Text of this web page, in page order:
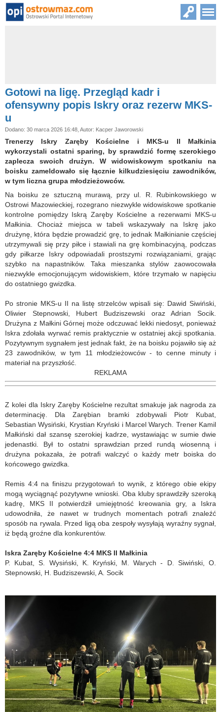
Gotowi na ligę. Przegląd kadr i
ofensywny popis Iskry oraz rezerw MKS-
u
Dodano: 30 marca 2026 16:48, Autor: Kacper Jaworowski
Trenerzy Iskry Zaręby Kościelne i MKS-u II Małkinia
wykorzystali ostatni sparing, by sprawdzić formę szerokiego
zaplecza swoich drużyn. W widowiskowym spotkaniu na
boisku zameldowało się łącznie kilkudziesięciu zawodników,
w tym liczna grupa młodzieżowców.
Na boisku ze sztuczną murawą, przy ul. R. Rubinkowskiego w
Ostrowi Mazowieckiej, rozegrano niezwykle widowiskowe spotkanie
kontrolne pomiędzy Iskrą Zaręby Kościelne a rezerwami MKS-u
Małkinia. Chociaż miejsca w tabeli wskazywały na Iskrę jako
drużynę, która będzie prowadzić grę, to jednak Małkinianie częściej
utrzymywali się przy piłce i stawiali na grę kombinacyjną, podczas
gdy piłkarze Iskry odpowiadali prostszymi rozwiązaniami, grając
szybko na napastników. Taka mieszanka stylów zaowocowała
niezwykle emocjonującym widowiskiem, które trzymało w napięciu
do ostatniego gwizdka.
Po stronie MKS-u II na listę strzelców wpisali się: Dawid Siwiński,
Oliwier Stepnowski, Hubert Budziszewski oraz Adrian Socik.
Drużyna z Małkini Górnej może odczuwać lekki niedosyt, ponieważ
Iskra zdołała wyrwać remis praktycznie w ostatniej akcji spotkania.
Pozytywnym sygnałem jest jednak fakt, że na boisku pojawiło się aż
23 zawodników, w tym 11 młodzieżowców - to cenne minuty i
materiał na przyszłość.
REKLAMA
Z kolei dla Iskry Zaręby Kościelne rezultat smakuje jak nagroda za
determinację. Dla Zarębian bramki zdobywali Piotr Kubat,
Sebastian Wysiński, Krystian Kryński i Marcel Warych. Trener Kamil
Małkiński dał szansę szerokiej kadrze, wystawiając w sumie dwie
jedenastki. Był to ostatni sprawdzian przed rundą wiosenną i
drużyna pokazała, że potrafi walczyć o każdy metr boiska do
końcowego gwizdka.
Remis 4:4 na finiszu przygotowań to wynik, z którego obie ekipy
mogą wyciągnąć pozytywne wnioski. Oba kluby sprawdziły szeroką
kadrę, MKS II potwierdził umiejętność kreowania gry, a Iskra
udowodniła, że nawet w trudnych momentach potrafi znaleźć
sposób na rywala. Przed ligą oba zespoły wysyłają wyraźny sygnał,
iż będą groźne dla konkurentów.
Iskra Zaręby Kościelne 4:4 MKS II Małkinia
P. Kubat, S. Wysiński, K. Kryński, M. Warych - D. Siwiński, O.
Stepnowski, H. Budziszewski, A. Socik